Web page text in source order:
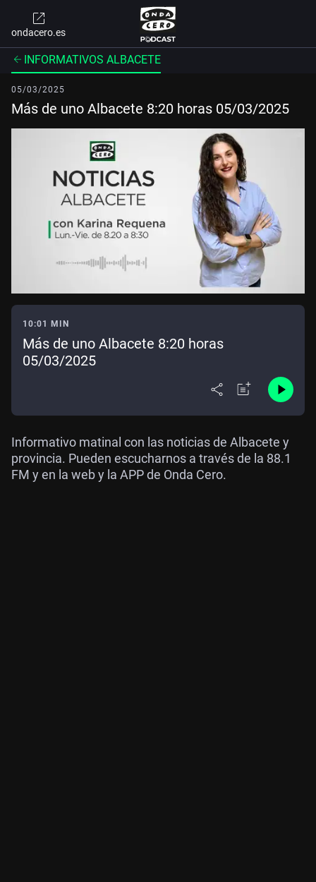
ondacero.es
INFORMATIVOS ALBACETE
05/03/2025
Más de uno Albacete 8:20 horas 05/03/2025
10:01 MIN
Más de uno Albacete 8:20 horas
05/03/2025
Informativo matinal con las noticias de Albacete y
provincia. Pueden escucharnos a través de la 88.1
FM y en la web y la APP de Onda Cero.